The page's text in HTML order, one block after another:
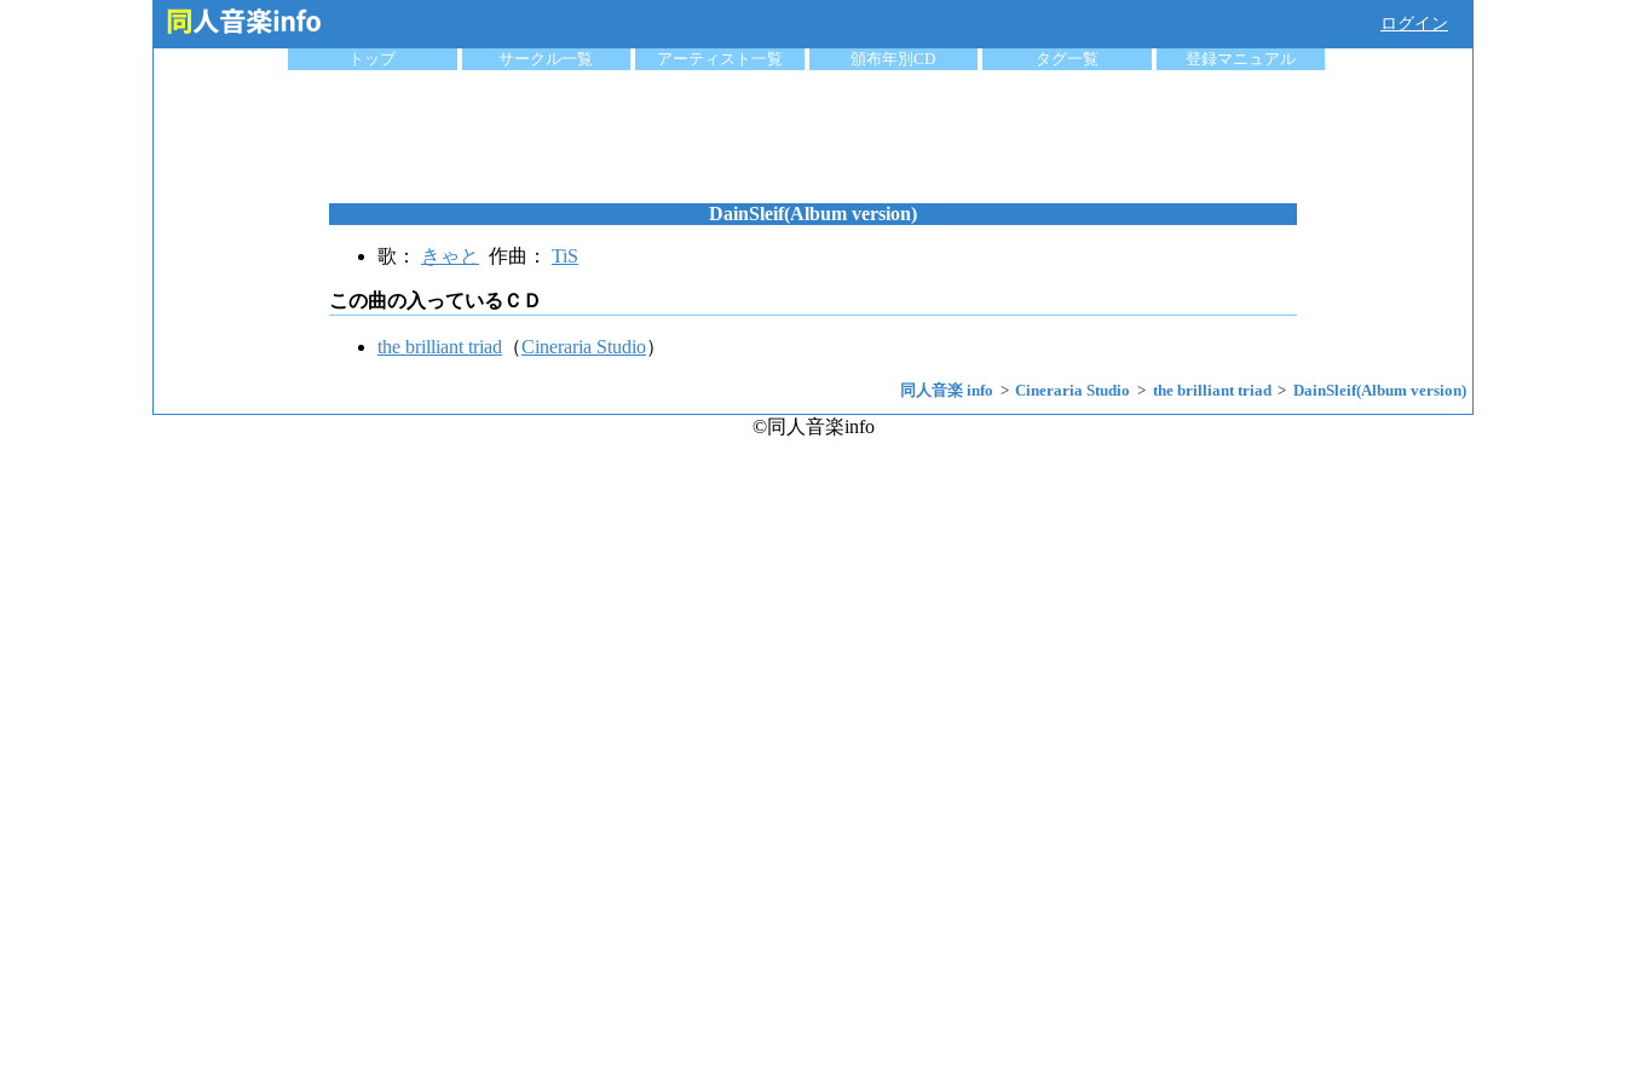
ログイン
トップ
サークル一覧 アーティスト一覧 頒布年別CD タグ一覧 登録マニュアル
DainSleif(Album version)
歌： きゃと 作曲： TiS
この曲の入っているＣＤ
the brilliant triad （Cineraria Studio）
同人音楽 info Cineraria Studio the brilliant triad DainSleif(Album version)
©同人音楽info